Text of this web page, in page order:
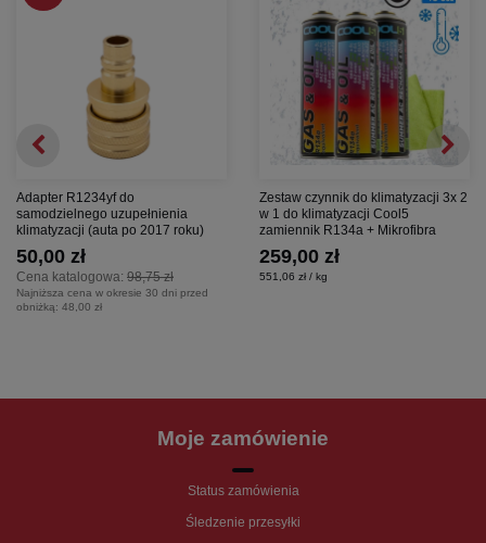
Adapter R1234yf do
samodzielnego uzupełnienia
klimatyzacji (auta po 2017 roku)
Cena katalogowa: 98,75 zł
50,00 zł
Najniższa cena w okresie 30 dni przed
obniżką: 48,00 zł
Zestaw czynnik do klimatyzacji 3x 2
w 1 do klimatyzacji Cool5
zamiennik R134a + Mikrofibra
259,00 zł
551,06 zł / kg
Moje zamówienie
Status zamówienia
Śledzenie przesyłki